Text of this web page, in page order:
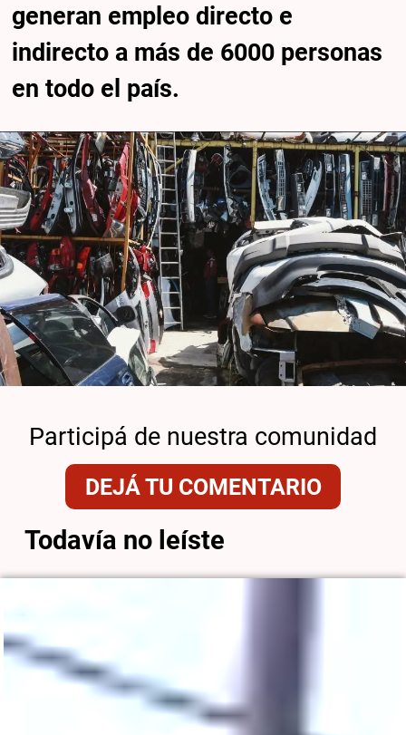
generan empleo directo e
indirecto a más de 6000 personas
en todo el país.
Participá de nuestra comunidad
DEJÁ TU COMENTARIO
Todavía no leíste